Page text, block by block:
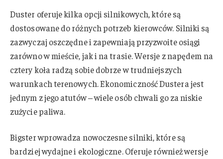
Duster oferuje kilka opcji silnikowych, które są
dostosowane do różnych potrzeb kierowców. Silniki są
zazwyczaj oszczędne i zapewniają przyzwoite osiągi
zarówno w mieście, jak i na trasie. Wersje z napędem na
cztery koła radzą sobie dobrze w trudniejszych
warunkach terenowych. Ekonomiczność Dustera jest
jednym z jego atutów – wiele osób chwali go za niskie
zużycie paliwa.
Bigster wprowadza nowoczesne silniki, które są
bardziej wydajne i ekologiczne. Oferuje również wersje